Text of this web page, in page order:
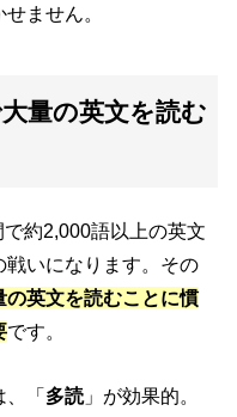
ません。
量の英文を読む
約2,000語以上の英文
戦いになります。その
の英文を読むことに慣
です。
、「多読」が効果的。